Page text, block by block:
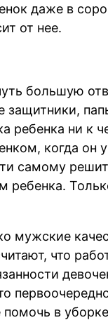
даже в
от нее.
большую
защитники,
ребенка ни к
когда он
самому
ребенка.
мужские
что
в